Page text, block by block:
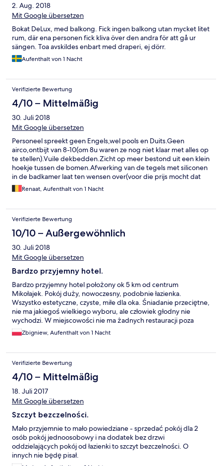
2. Aug. 2018
Mit Google übersetzen
Bokat DeLux, med balkong. Fick ingen balkong utan mycket litet
rum, där ena personen fick kliva över den andra för att gå ur
sängen. Toa avskildes enbart med draperi, ej dörr.
Aufenthalt von 1 Nacht
Verifizierte Bewertung
4/10 – Mittelmäßig
30. Juli 2018
Mit Google übersetzen
Personeel spreekt geen Engels,wel pools en Duits.Geen
airco,ontbijt van 8-10(om 8u waren ze nog niet klaar met alles op
te stellen).Vuile dekbedden.Zicht op meer bestond uit een klein
hoekje tussen de bomen.Afwerking van de tegels met siliconen
in de badkamer laat ten wensen over(voor die prijs mocht dat
toch picobello zijn).Na douche is de hele badkamer nat
Renaat, Aufenthalt von 1 Nacht
Verifizierte Bewertung
10/10 – Außergewöhnlich
30. Juli 2018
Mit Google übersetzen
Bardzo przyjemny hotel.
Bardzo przyjemny hotel położony ok 5 km od centrum
Mikołajek. Pokój duży, nowoczesny, podobnie łazienka.
Wszystko estetyczne, czyste, miłe dla oka. Śniadanie przeciętne,
nie ma jakiegoś wielkiego wyboru, ale człowiek głodny nie
wychodzi. W miejscowości nie ma żadnych restauracji poza
hotelową, ale za 30 zł można się przemieścić taksówką do
Mikołajek. Hotel przy jeziorze.
Zbigniew, Aufenthalt von 1 Nacht
Verifizierte Bewertung
4/10 – Mittelmäßig
18. Juli 2017
Mit Google übersetzen
Szczyt bezczelności.
Mało przyjemnie to mało powiedziane - sprzedać pokój dla 2
osób pokój jednoosobowy i na dodatek bez drzwi
oddzielających pokój od łazienki to szczyt bezczelności. O
innych nie będę pisał.